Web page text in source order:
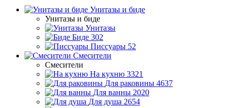
Унитазы и биде
Унитазы и биде
Унитазы
Биде 302
Писсуары 52
Смесители
Смесители
На кухню 3321
Для раковины 4637
Для ванны 2020
Для душа 2654